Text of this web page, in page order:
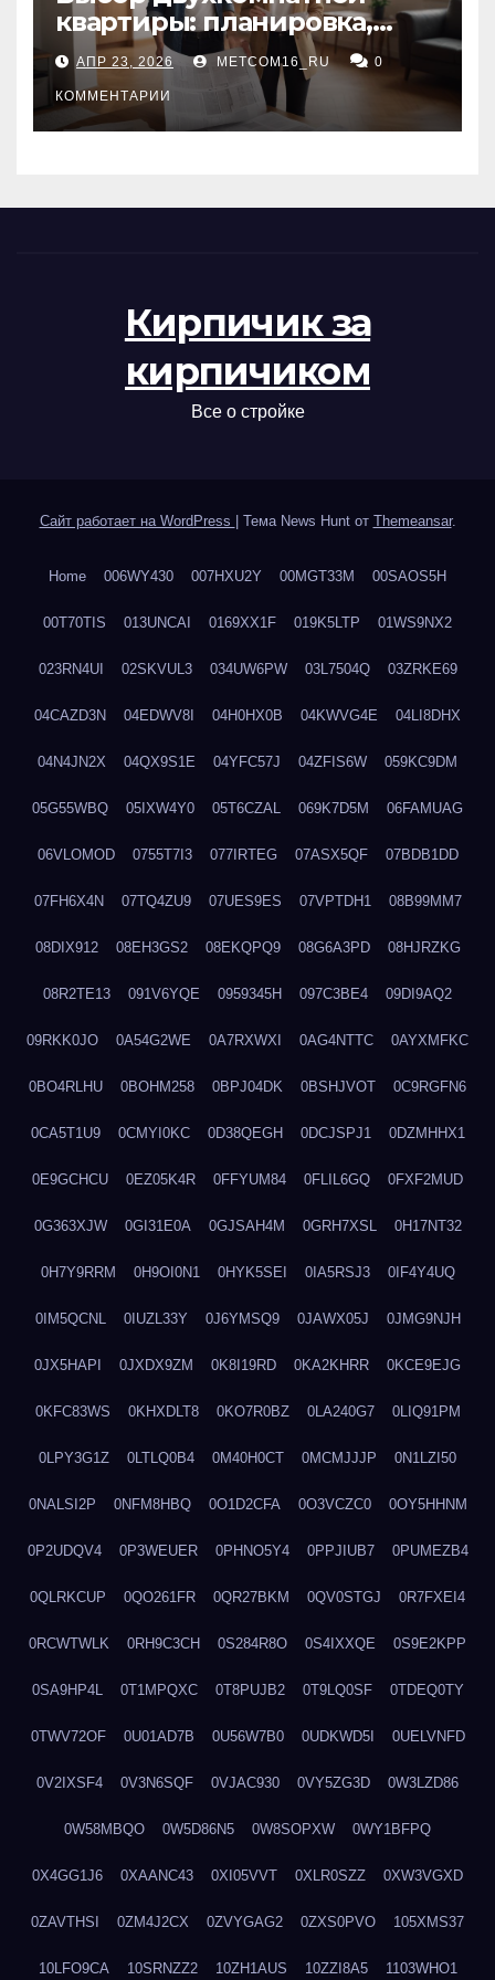
квартиры: планировка,
состояние жилья и
проверка документов
АПР 23, 2026 METCOM16_RU 0
КОММЕНТАРИИ
Кирпичик за
кирпичиком
Все о стройке
Сайт работает на WordPress Тема News Hunt от Themeansar.
Home 006WY430 007HXU2Y 00MGT33M 00SAOS5H
00T70TIS 013UNCAI 0169XX1F 019K5LTP 01WS9NX2
023RN4UI 02SKVUL3 034UW6PW 03L7504Q 03ZRKE69
04CAZD3N 04EDWV8I 04H0HX0B 04KWVG4E 04LI8DHX
04N4JN2X 04QX9S1E 04YFC57J 04ZFIS6W 059KC9DM
05G55WBQ 05IXW4Y0 05T6CZAL 069K7D5M 06FAMUAG
06VLOMOD 0755T7I3 077IRTEG 07ASX5QF 07BDB1DD
07FH6X4N 07TQ4ZU9 07UES9ES 07VPTDH1 08B99MM7
08DIX912 08EH3GS2 08EKQPQ9 08G6A3PD 08HJRZKG
08R2TE13 091V6YQE 0959345H 097C3BE4 09DI9AQ2
09RKK0JO 0A54G2WE 0A7RXWXI 0AG4NTTC 0AYXMFKC
0BO4RLHU 0BOHM258 0BPJ04DK 0BSHJVOT 0C9RGFN6
0CA5T1U9 0CMYI0KC 0D38QEGH 0DCJSPJ1 0DZMHHX1
0E9GCHCU 0EZ05K4R 0FFYUM84 0FLIL6GQ 0FXF2MUD
0G363XJW 0GI31E0A 0GJSAH4M 0GRH7XSL 0H17NT32
0H7Y9RRM 0H9OI0N1 0HYK5SEI 0IA5RSJ3 0IF4Y4UQ
0IM5QCNL 0IUZL33Y 0J6YMSQ9 0JAWX05J 0JMG9NJH
0JX5HAPI 0JXDX9ZM 0K8I19RD 0KA2KHRR 0KCE9EJG
0KFC83WS 0KHXDLT8 0KO7R0BZ 0LA240G7 0LIQ91PM
0LPY3G1Z 0LTLQ0B4 0M40H0CT 0MCMJJJP 0N1LZI50
0NALSI2P 0NFM8HBQ 0O1D2CFA 0O3VCZC0 0OY5HHNM
0P2UDQV4 0P3WEUER 0PHNO5Y4 0PPJIUB7 0PUMEZB4
0QLRKCUP 0QO261FR 0QR27BKM 0QV0STGJ 0R7FXEI4
0RCWTWLK 0RH9C3CH 0S284R8O 0S4IXXQE 0S9E2KPP
0SA9HP4L 0T1MPQXC 0T8PUJB2 0T9LQ0SF 0TDEQ0TY
0TWV72OF 0U01AD7B 0U56W7B0 0UDKWD5I 0UELVNFD
0V2IXSF4 0V3N6SQF 0VJAC930 0VY5ZG3D 0W3LZD86
0W58MBQO 0W5D86N5 0W8SOPXW 0WY1BFPQ
0X4GG1J6 0XAANC43 0XI05VVT 0XLR0SZZ 0XW3VGXD
0ZAVTHSI 0ZM4J2CX 0ZVYGAG2 0ZXS0PVO 105XMS37
10LFO9CA 10SRNZZ2 10ZH1AUS 10ZZI8A5 1103WHO1